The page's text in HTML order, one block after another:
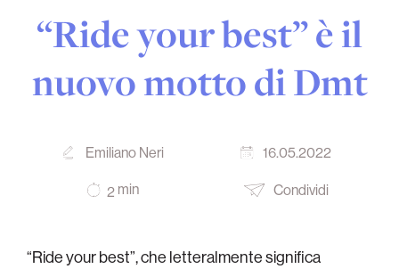
“Ride your best” è il
nuovo motto di Dmt
Emiliano Neri 16.05.2022
2 min Condividi
“Ride your best”, che letteralmente significa